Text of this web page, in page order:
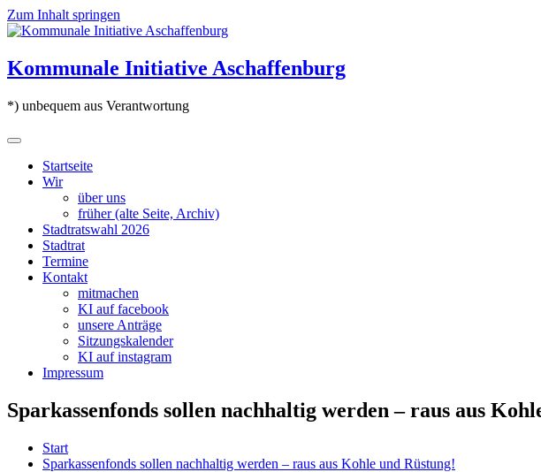
Zum Inhalt springen
Kommunale Initiative Aschaffenburg
*) unbequem aus Verantwortung
Startseite
Wir
über uns
früher (alte Seite, Archiv)
Stadtratswahl 2026
Stadtrat
Termine
Kontakt
mitmachen
KI auf facebook
unsere Anträge
Sitzungskalender
KI auf instagram
Impressum
Sparkassenfonds sollen nachhaltig werden – raus aus
Start
Sparkassenfonds sollen nachhaltig werden – raus aus Kohle und Rüstung!